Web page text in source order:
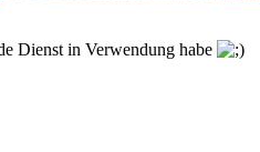
Dienst in Verwendung habe